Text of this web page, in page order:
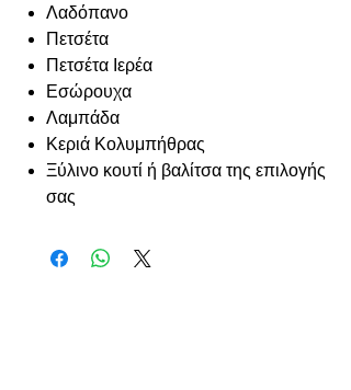
Λαδόπανο
Πετσέτα
Πετσέτα Ιερέα
Εσώρουχα
Λαμπάδα
Κεριά Κολυμπήθρας
Ξύλινο κουτί ή βαλίτσα της επιλογής
σας